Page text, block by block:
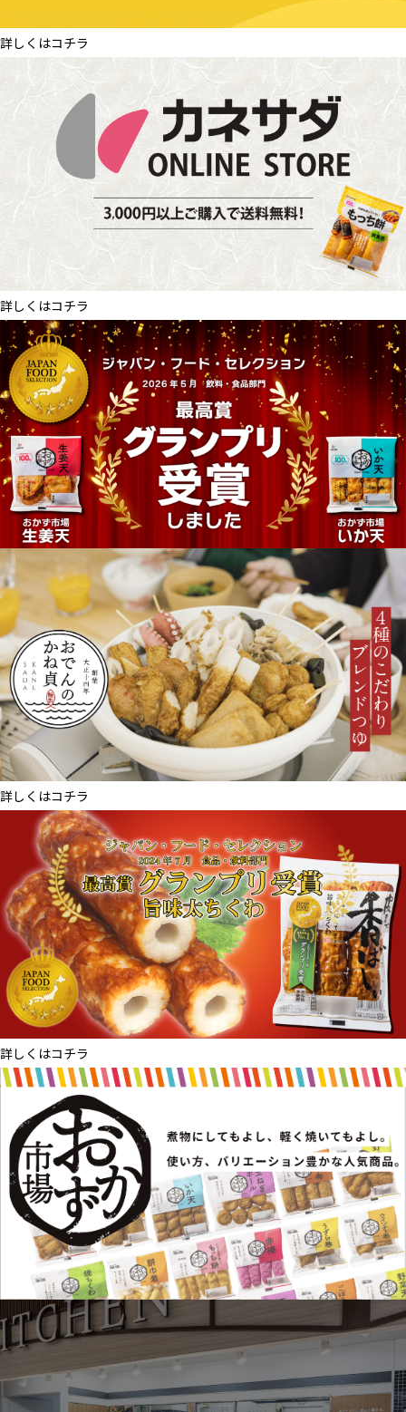
詳しくはコチラ
詳しくはコチラ
詳しくはコチラ
詳しくはコチラ